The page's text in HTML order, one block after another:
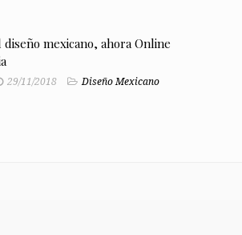
mexicano, ahora Online
29/11/2018
Diseño Mexicano